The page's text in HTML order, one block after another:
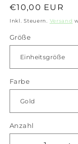
Normaler
Preis
€10,00 EUR
Inkl. Steuern. Versand
Größe
Farbe
Anzahl
Anzahl